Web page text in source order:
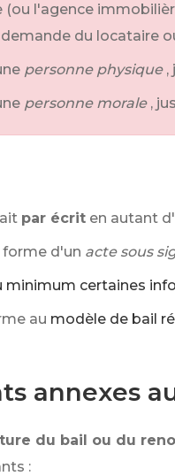
(ou l'agence
du locataire
personne physique ,
personne morale ,
par écrit en autant
forme d'un acte sous
minimum certaines
au modèle de bail
annexes
du bail ou du
: